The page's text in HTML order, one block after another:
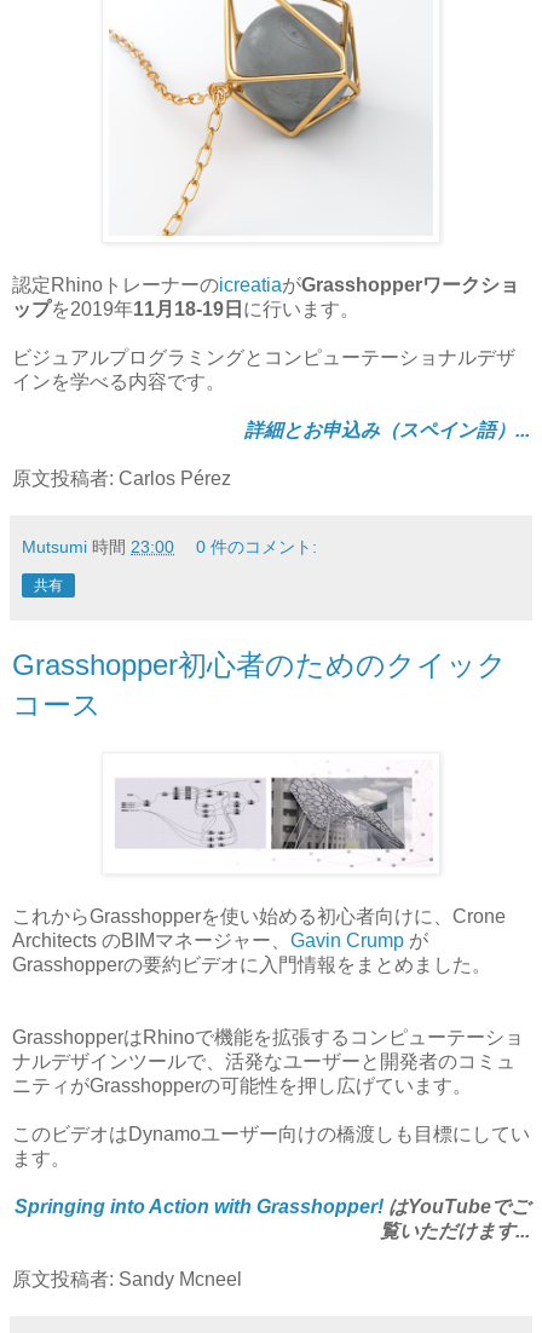
認定RhinoトレーナーのicreatiaがGrasshopperワークショ
ップを2019年11月18-19日 に行います。
ビジュアルプログラミングとコンピューテーショナルデザ
インを学べる内容です。
詳細とお申込み（スペイン語）...
原文投稿者: Carlos Pérez
Mutsumi 時間 23:00 0 件のコメント:
共有
Grasshopper初心者のためのクイック
コース
これからGrasshopperを使い始める初心者向けに、Crone
Architects のBIMマネージャー、 Gavin Crump が
Grasshopperの要約ビデオに入門情報をまとめました。
GrasshopperはRhinoで機能を拡張するコンピューテーショ
ナルデザインツールで、活発なユーザーと開発者のコミュ
ニティがGrasshopperの可能性を押し広げています。
このビデオはDynamoユーザー向けの橋渡しも目標にしてい
ます。
Springing into Action with Grasshopper! はYouTubeでご
覧いただけます...
原文投稿者: Sandy Mcneel